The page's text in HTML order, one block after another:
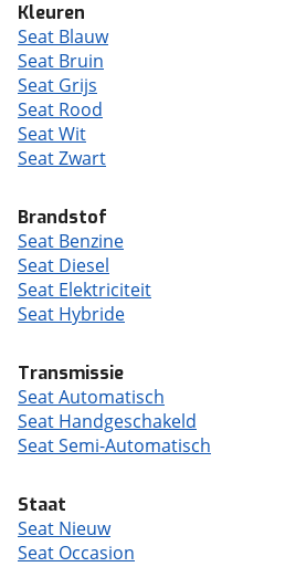
Kleuren
Seat Blauw
Seat Bruin
Seat Grijs
Seat Rood
Seat Wit
Seat Zwart
Brandstof
Seat Benzine
Seat Diesel
Seat Elektriciteit
Seat Hybride
Transmissie
Seat Automatisch
Seat Handgeschakeld
Seat Semi-Automatisch
Staat
Seat Nieuw
Seat Occasion